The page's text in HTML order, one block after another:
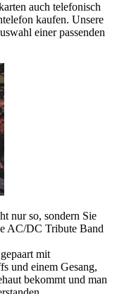
auch telefonisch
kaufen. Unsere
einer passenden
nur so, sondern Sie
AC/DC Tribute Band
mit
und einem Gesang,
bekommt und man